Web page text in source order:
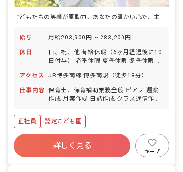
子どもたちの笑顔が原動力。あなたの温かい心で、未来を育む喜びを分かち合いませんか？
給与 月給203,900円 ~ 283,200円
休日
日、祝、他 有給休暇（6ヶ月経過後に10
日付与） 春季休暇 夏季休暇 冬季休暇 ※
アクセス
JR博多南線 博多南駅（徒歩18分）
仕事内容 保育士、保育補助業務全般 ピアノ 週案
作成 月案作成 日誌作成 クラス通信作成
～5歳児 ■園庭有無：あり
正社員 認定こども園
詳しく見る
キープ